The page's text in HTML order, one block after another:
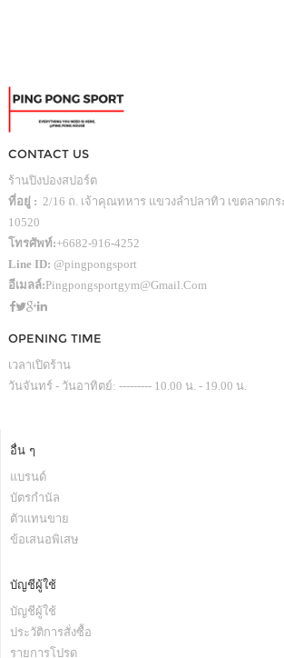
CONTACT US
ร้านปิงปองสปอร์ต
ที่อยู่ : 2/16 ถ. เจ้าคุณทหาร แขวงลำปลาทิว เขตลาดก
10520
โทรศัพท์:+6682-916-4252
Line ID: @pingpongsport
อีเมลล์:Pingpongsportgym@gmail.com
OPENING TIME
เวลาเปิดร้าน
วันจันทร์ - วันอาทิตย์: --------- 10.00 น. - 19.00 น.
อื่น ๆ
แบรนด์
บัตรกำนัล
ตัวแทนขาย
ข้อเสนอพิเสษ
บัญชีผู้ใช้
บัญชีผู้ใช้
ประวัติการสั่งซื้อ
รายการโปรด